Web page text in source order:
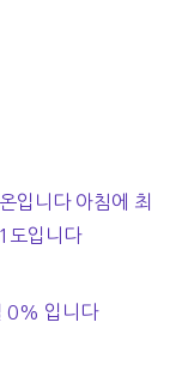
입니다 아침에 최
도입니다
0% 입니다